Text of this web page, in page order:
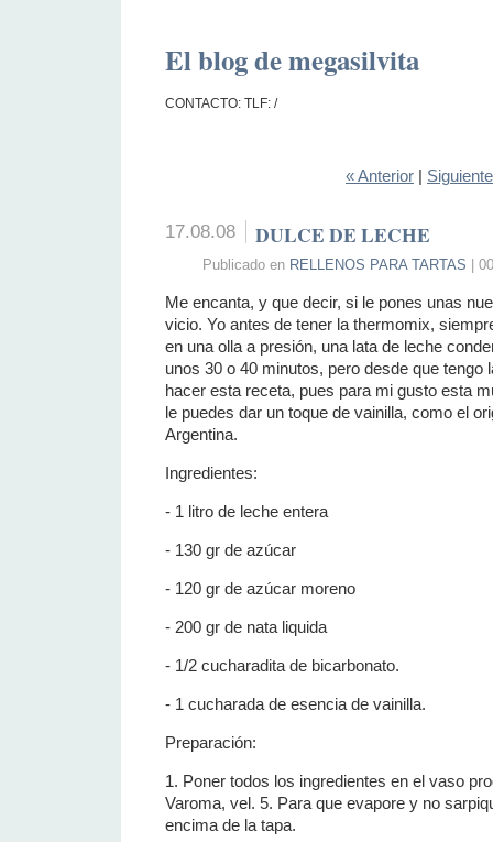
El blog de megasilvita
CONTACTO: TLF: /
« Anterior
17.08.08 DULCE DE LECHE
Publicado en RELLENOS PARA TARTAS |
Me encanta, y que decir, si le pones unas
vicio. Yo antes de tener la thermomix,
en una olla a presión, una lata de leche
unos 30 o 40 minutos, pero desde que tengo
hacer esta receta, pues para mi gusto esta
le puedes dar un toque de vainilla, como el
Argentina.
Ingredientes:
- 1 litro de leche entera
- 130 gr de azúcar
- 120 gr de azúcar moreno
- 200 gr de nata liquida
- 1/2 cucharadita de bicarbonato.
- 1 cucharada de esencia de vainilla.
Preparación:
1. Poner todos los ingredientes en el vaso
Varoma, vel. 5. Para que evapore y no
encima de la tapa.